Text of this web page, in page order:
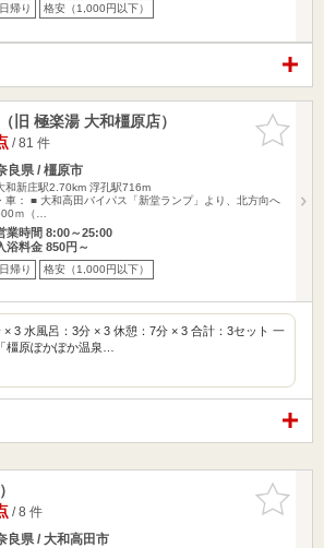
日帰り 格安（1,000円以下）
お気に入
りに追加
旧 極楽湯 大和橿原店）
/ 81 件
良県 / 橿原市
和新庄駅2.70km 浮孔駅716m
・車： ■ 大和高田バイパス「新堂ランプ」より、北方向へ
ｍ（…
業時間 8:00～25:00
浴料金 850円～
日帰り 格安（1,000円以下）
× 3 水風呂：3分 × 3 休憩：7分 × 3 合計：3セット 一
橿原ぽかぽか温泉…
お気に入
りに追加
/ 8 件
良県 / 大和高田市